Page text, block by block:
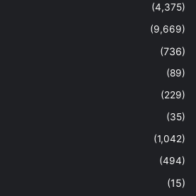
(4,375)
(9,669)
(736)
(89)
(229)
(35)
(1,042)
(494)
(15)